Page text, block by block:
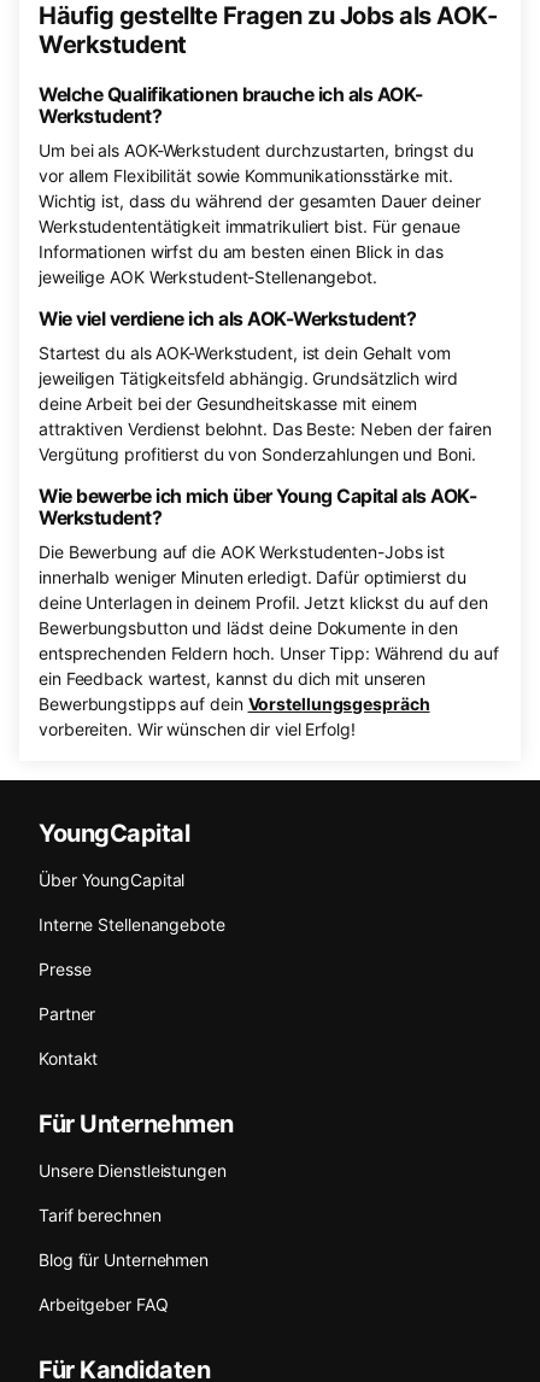
Häufig gestellte Fragen zu Jobs als AOK-
Werkstudent
Welche Qualifikationen brauche ich als AOK-
Werkstudent?
Um bei als AOK-Werkstudent durchzustarten, bringst du
vor allem Flexibilität sowie Kommunikationsstärke mit.
Wichtig ist, dass du während der gesamten Dauer deiner
Werkstudententätigkeit immatrikuliert bist. Für genaue
Informationen wirfst du am besten einen Blick in das
jeweilige AOK Werkstudent-Stellenangebot.
Wie viel verdiene ich als AOK-Werkstudent?
Startest du als AOK-Werkstudent, ist dein Gehalt vom
jeweiligen Tätigkeitsfeld abhängig. Grundsätzlich wird
deine Arbeit bei der Gesundheitskasse mit einem
attraktiven Verdienst belohnt. Das Beste: Neben der fairen
Vergütung profitierst du von Sonderzahlungen und Boni.
Wie bewerbe ich mich über Young Capital als AOK-
Werkstudent?
Die Bewerbung auf die AOK Werkstudenten-Jobs ist
innerhalb weniger Minuten erledigt. Dafür optimierst du
deine Unterlagen in deinem Profil. Jetzt klickst du auf den
Bewerbungsbutton und lädst deine Dokumente in den
entsprechenden Feldern hoch. Unser Tipp: Während du auf
ein Feedback wartest, kannst du dich mit unseren
Bewerbungstipps auf dein Vorstellungsgespräch
vorbereiten. Wir wünschen dir viel Erfolg!
YoungCapital
Über YoungCapital
Interne Stellenangebote
Presse
Partner
Kontakt
Für Unternehmen
Unsere Dienstleistungen
Tarif berechnen
Blog für Unternehmen
Arbeitgeber FAQ
Für Kandidaten